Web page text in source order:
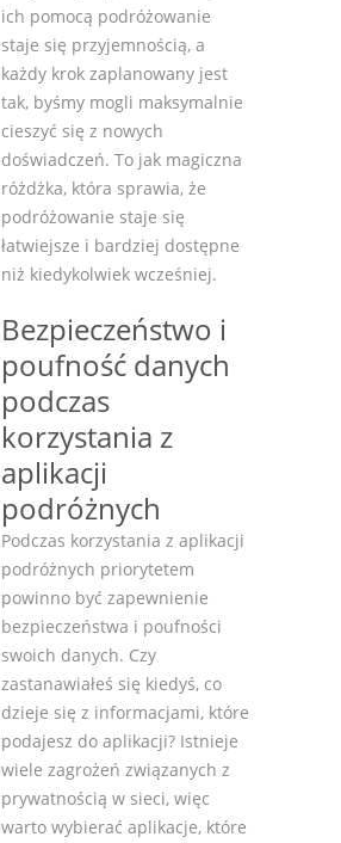
ich pomocą podróżowanie
staje się przyjemnością, a
każdy krok zaplanowany jest
tak, byśmy mogli maksymalnie
cieszyć się z nowych
doświadczeń. To jak magiczna
różdżka, która sprawia, że
podróżowanie staje się
łatwiejsze i bardziej dostępne
niż kiedykolwiek wcześniej.
Bezpieczeństwo i
poufność danych
podczas
korzystania z
aplikacji
podróżnych
Podczas korzystania z aplikacji
podróżnych priorytetem
powinno być zapewnienie
bezpieczeństwa i poufności
swoich danych. Czy
zastanawiałeś się kiedyś, co
dzieje się z informacjami, które
podajesz do aplikacji? Istnieje
wiele zagrożeń związanych z
prywatnością w sieci, więc
warto wybierać aplikacje, które